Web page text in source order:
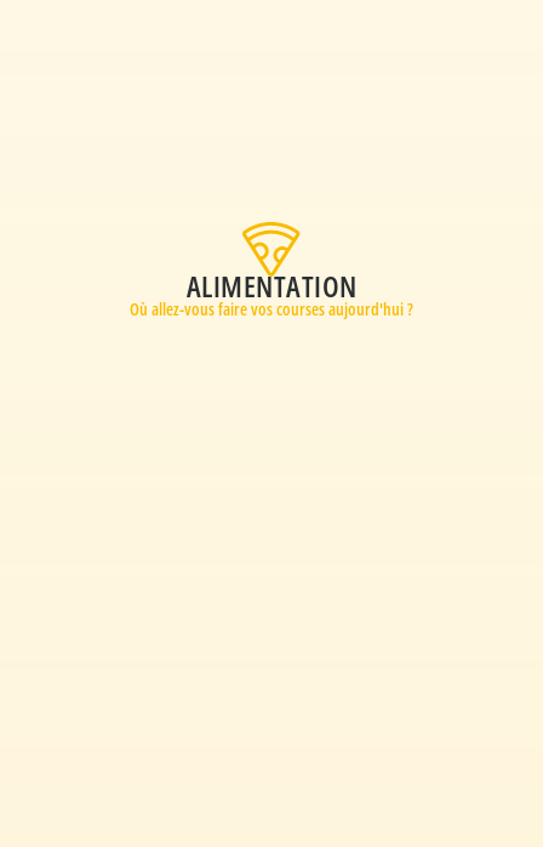
ALIMENTATION
Où allez-vous faire vos courses aujourd'hui ?​